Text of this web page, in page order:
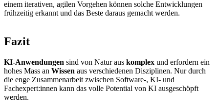
einem iterativen, agilen Vorgehen können solche Entwicklungen
frühzeitig erkannt und das Beste daraus gemacht werden.
Fazit
KI-Anwendungen sind von Natur aus komplex und erfordern ein
hohes Mass an Wissen aus verschiedenen Disziplinen. Nur durch
die enge Zusammenarbeit zwischen Software-, KI- und
Fachexpert:innen kann das volle Potential von KI ausgeschöpft
werden.